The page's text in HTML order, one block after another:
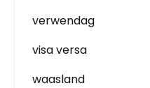
verwendag
visa versa
waasland